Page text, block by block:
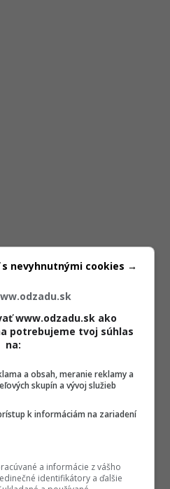
www.odzadu.sk ako
potrebujeme tvoj súhlas
na:
a obsah, meranie reklamy a
skupín a vývoj služieb
k informáciám na zariadení
a informácie z vášho
identifikátory a ďalšie
s nevyhnutnými cookies →